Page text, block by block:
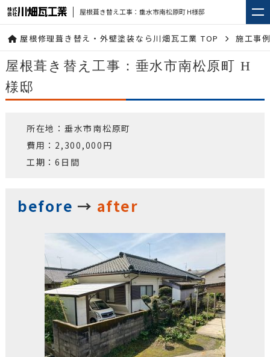
屋根葺き替え工事：垂水市南松原町 H様邸
屋根修理葺き替え・外壁塗装なら川畑瓦工業 TOP 施工事
屋根葺き替え工事：垂水市南松原町 H
様邸
所在地：垂水市南松原町
費用：2,300,000円
工期：6日間
before → after